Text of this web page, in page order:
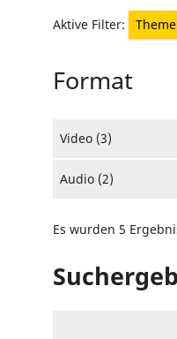
Aktive Filter:
Format
Video (3)
Audio (2)
Es wurden 5